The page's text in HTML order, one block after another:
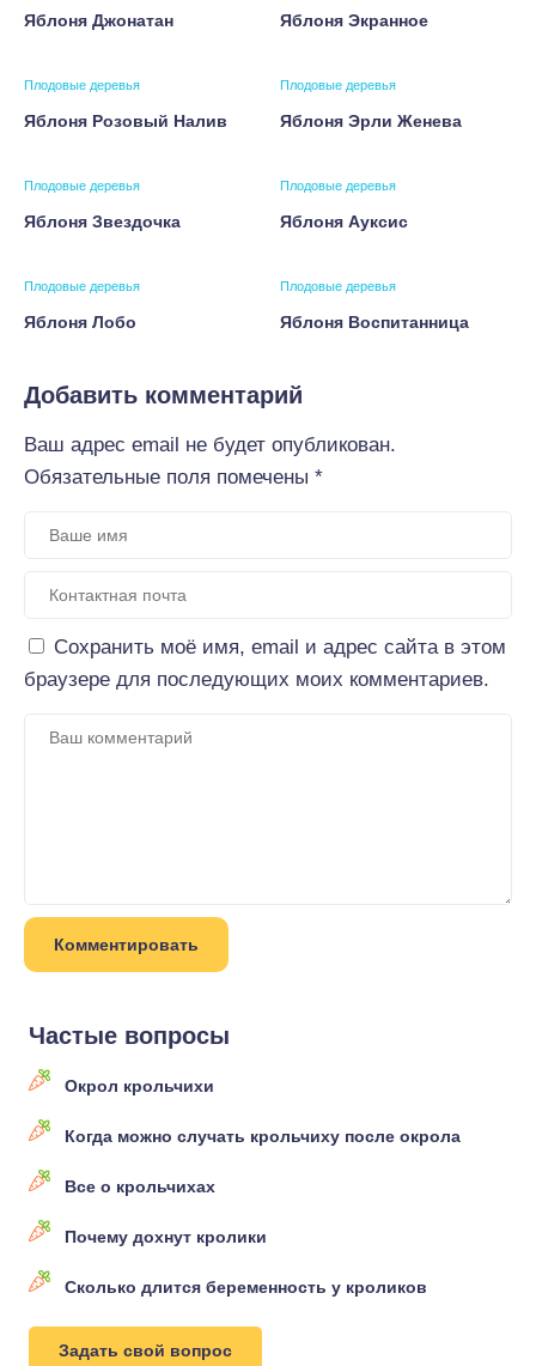
Яблоня Джонатан Яблоня Экранное
Плодовые деревья
Яблоня Розовый Налив
Плодовые деревья
Яблоня Эрли Женева
Плодовые деревья
Яблоня Звездочка
Плодовые деревья
Яблоня Ауксис
Плодовые деревья
Яблоня Лобо
Плодовые деревья
Яблоня Воспитанница
Добавить комментарий
Ваш адрес email не будет опубликован.
Обязательные поля помечены *
Сохранить моё имя, email и адрес сайта в этом
браузере для последующих моих комментариев.
Частые вопросы
Окрол крольчихи
Когда можно случать крольчиху после окрола
Все о крольчихах
Почему дохнут кролики
Сколько длится беременность у кроликов
Задать свой вопрос